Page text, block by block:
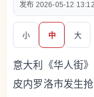
2026-05-12 13:12
小 中 大
意大利《华人街
皮内罗洛市发生